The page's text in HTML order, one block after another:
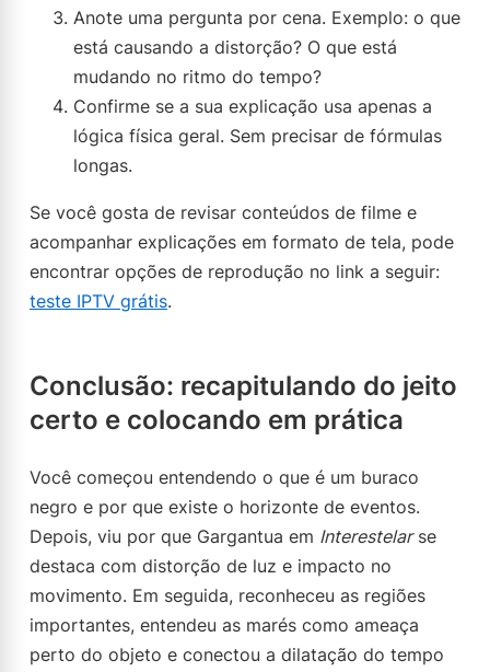
Anote uma pergunta por cena. Exemplo: o que
está causando a distorção? O que está
mudando no ritmo do tempo?
Confirme se a sua explicação usa apenas a
lógica física geral. Sem precisar de fórmulas
longas.
Se você gosta de revisar conteúdos de filme e
acompanhar explicações em formato de tela, pode
encontrar opções de reprodução no link a seguir:
teste IPTV grátis.
Conclusão: recapitulando do jeito
certo e colocando em prática
Você começou entendendo o que é um buraco
negro e por que existe o horizonte de eventos.
Depois, viu por que Gargantua em Interestelarse
destaca com distorção de luz e impacto no
movimento. Em seguida, reconheceu as regiões
importantes, entendeu as marés como ameaça
perto do objeto e conectou a dilatação do tempo